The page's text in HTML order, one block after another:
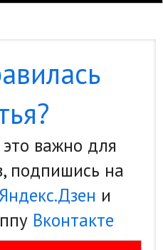
важно для
подпишись на
Яндекс.Дзен и
Вконтакте